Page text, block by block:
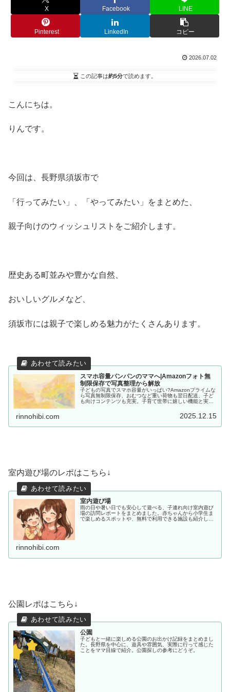
X Facebook LINE
Pinterest LinkedIn コピー
2026.07.02
この記事は約5分で読めます。
こんにちは。
りんです。
今回は、長野県須坂市で
「行ってみたい」、「やってみたい」をまとめた、
親子向けのウィッシュリストをご紹介します。
歴史ある町並みや豊かな自然、
おいしいグルメなど、
須坂市には親子で楽しめる魅力がたくさんあります。
スマホ容量パンパンのママへ|Amazonフォト無
制限保存で写真整理から解放
子どもの写真でスマホ容量がいっぱい?Amazonプライムな
ら写真無制限保存、おむつなど重い荷物も翌日配送、子ど
も向けコンテンツも充実。子育て世帯に嬉しい機能と実際
rinnohibi.com 2025.12.15
室内遊び場のレポはこちら↓
室内遊び場
雨の日や暑い日でも安心して遊べる、子連れ向け室内遊び
場の訪問レポートをまとめました。赤ちゃんから小学生ま
で楽しめるスポットや、無料で利用できる施設も紹介して
rinnohibi.com
公園レポはこちら↓
公園
子どもと一緒に楽しめる公園のお出かけ記録をまとめまし
た。長野県を中心に、遊具や雰囲気、実際に行って感じた
ことをママ目線で紹介。公園探しの参考にどうぞ。